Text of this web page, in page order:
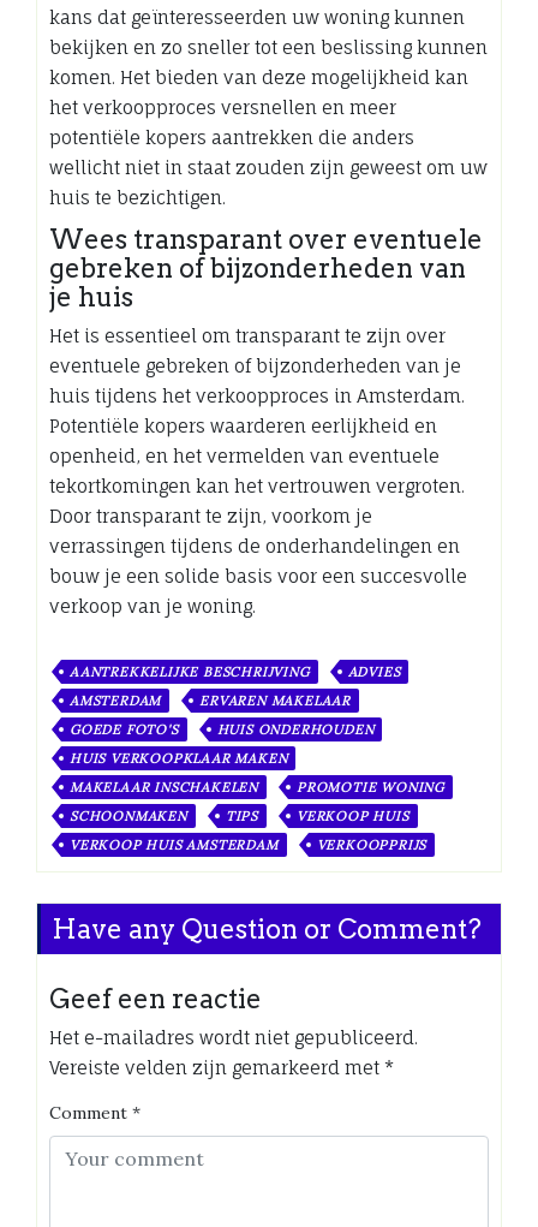
kans dat geïnteresseerden uw woning kunnen
bekijken en zo sneller tot een beslissing kunnen
komen. Het bieden van deze mogelijkheid kan
het verkoopproces versnellen en meer
potentiële kopers aantrekken die anders
wellicht niet in staat zouden zijn geweest om uw
huis te bezichtigen.
Wees transparant over eventuele
gebreken of bijzonderheden van
je huis
Het is essentieel om transparant te zijn over
eventuele gebreken of bijzonderheden van je
huis tijdens het verkoopproces in Amsterdam.
Potentiële kopers waarderen eerlijkheid en
openheid, en het vermelden van eventuele
tekortkomingen kan het vertrouwen vergroten.
Door transparant te zijn, voorkom je
verrassingen tijdens de onderhandelingen en
bouw je een solide basis voor een succesvolle
verkoop van je woning.
AANTREKKELIJKE BESCHRIJVING
ADVIES
AMSTERDAM
ERVAREN MAKELAAR
GOEDE FOTO'S
HUIS ONDERHOUDEN
HUIS VERKOOPKLAAR MAKEN
MAKELAAR INSCHAKELEN
PROMOTIE WONING
SCHOONMAKEN
TIPS
VERKOOP HUIS
VERKOOP HUIS AMSTERDAM
VERKOOPPRIJS
Have any Question or Comment?
Geef een reactie
Het e-mailadres wordt niet gepubliceerd.
Vereiste velden zijn gemarkeerd met *
Comment *